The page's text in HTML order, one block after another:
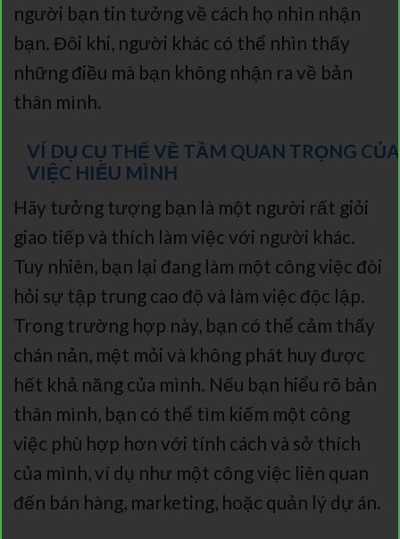
người bạn tin tưởng về cách họ nhìn nhận
bạn. Đôi khi, người khác có thể nhìn thấy
những điều mà bạn không nhận ra về bản
thân mình.
VÍ DỤ CỤ THỂ VỀ TẦM QUAN TRỌNG CỦA
VIỆC HIỂU MÌNH
Hãy tưởng tượng bạn là một người rất giỏi
giao tiếp và thích làm việc với người khác.
Tuy nhiên, bạn lại đang làm một công việc đòi
hỏi sự tập trung cao độ và làm việc độc lập.
Trong trường hợp này, bạn có thể cảm thấy
chán nản, mệt mỏi và không phát huy được
hết khả năng của mình. Nếu bạn hiểu rõ bản
thân mình, bạn có thể tìm kiếm một công
việc phù hợp hơn với tính cách và sở thích
của mình, ví dụ như một công việc liên quan
đến bán hàng, marketing, hoặc quản lý dự án.